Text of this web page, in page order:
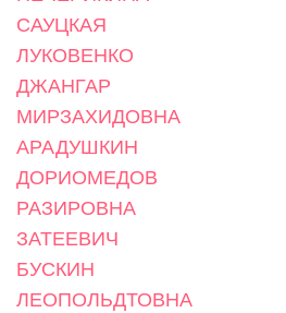
САУЦКАЯ
ЛУКОВЕНКО
ДЖАНГАР
МИРЗАХИДОВНА
АРАДУШКИН
ДОРИОМЕДОВ
РАЗИРОВНА
ЗАТЕЕВИЧ
БУСКИН
ЛЕОПОЛЬДТОВНА